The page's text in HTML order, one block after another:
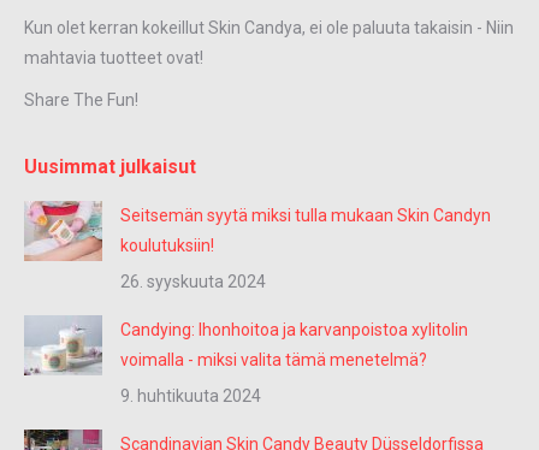
Kun olet kerran kokeillut Skin Candya, ei ole paluuta takaisin - Niin
mahtavia tuotteet ovat!
Share The Fun!
Uusimmat julkaisut
Seitsemän syytä miksi tulla mukaan Skin Candyn
koulutuksiin!
26. syyskuuta 2024
Candying: Ihonhoitoa ja karvanpoistoa xylitolin
voimalla - miksi valita tämä menetelmä?
9. huhtikuuta 2024
Scandinavian Skin Candy Beauty Düsseldorfissa